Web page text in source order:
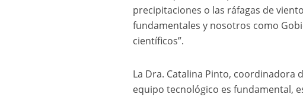
precipitaciones o las ráfagas de
fundamentales y nosotros como
científicos”.
La Dra. Catalina Pinto, coordinadora
equipo tecnológico es fundamental,